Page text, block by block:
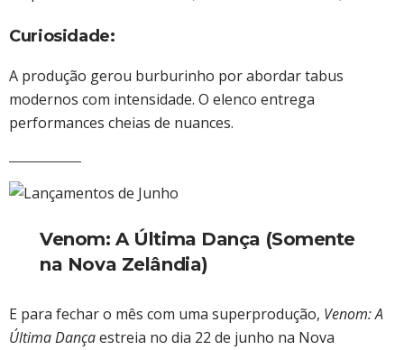
Curiosidade:
A produção gerou burburinho por abordar tabus
modernos com intensidade. O elenco entrega
performances cheias de nuances.
Venom: A Última Dança (Somente
na Nova Zelândia)
E para fechar o mês com uma superprodução, Venom: A
Última Dançaestreia no dia 22 de junho na Nova